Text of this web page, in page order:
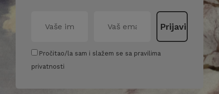
Pročitao/la sam i slažem se sa pravilima
privatnosti